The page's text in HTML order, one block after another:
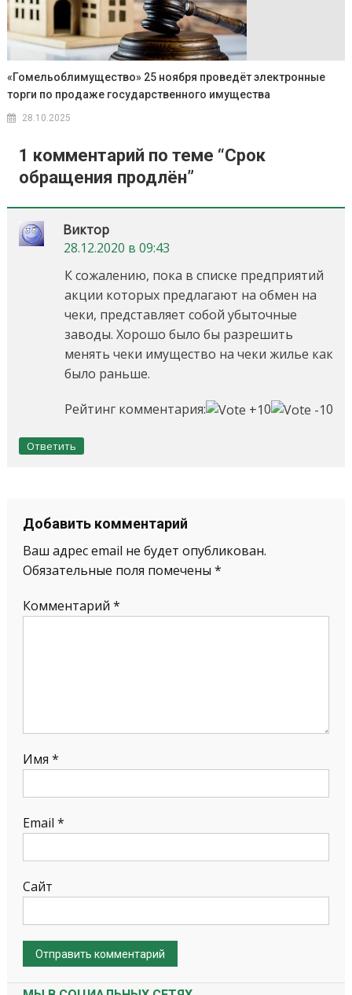
«Гомельоблимущество» 25 ноября проведёт электронные
торги по продаже государственного имущества
28.10.2025
1 комментарий по теме “Срок
обращения продлён”
Виктор
28.12.2020 в 09:43
К сожалению, пока в списке предприятий
акции которых предлагают на обмен на
чеки, представляет собой убыточные
заводы. Хорошо было бы разрешить
менять чеки имущество на чеки жилье как
было раньше.
Рейтинг комментария: 0 0
Ответить
Добавить комментарий
Ваш адрес email не будет опубликован.
Обязательные поля помечены *
Комментарий *
Имя *
Email *
Сайт